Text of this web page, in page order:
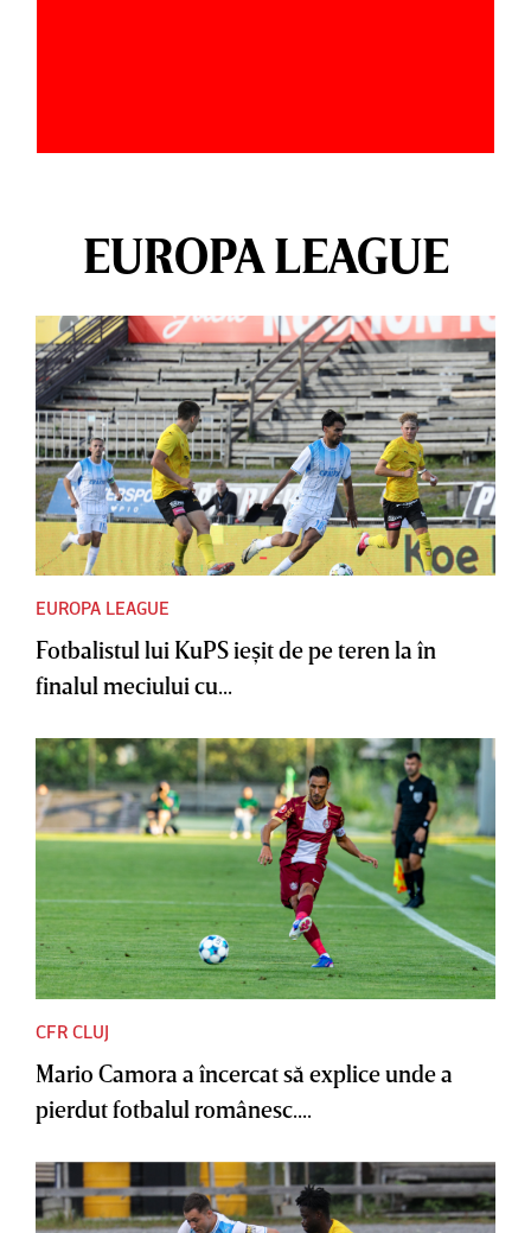
EUROPA LEAGUE
EUROPA LEAGUE
Fotbalistul lui KuPS ieşit de pe teren la în
finalul meciului cu...
CFR CLUJ
Mario Camora a încercat să explice unde a
pierdut fotbalul românesc....